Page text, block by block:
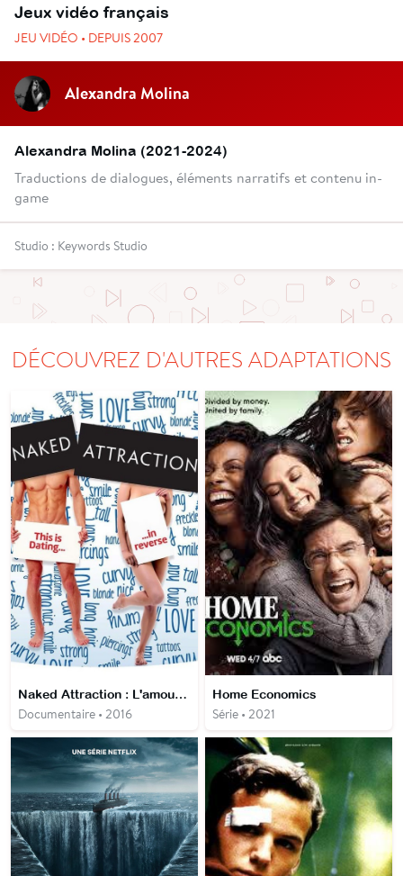
Jeux vidéo français
JEU VIDÉO • DEPUIS 2007
Alexandra Molina
Alexandra Molina (2021-2024)
Traductions de dialogues, éléments narratifs et contenu in-
game
Studio : Keywords Studio
DÉCOUVREZ D'AUTRES ADAPTATIONS
Naked Attraction : L'amour à poil
Documentaire • 2016
Home Economics
Série • 2021